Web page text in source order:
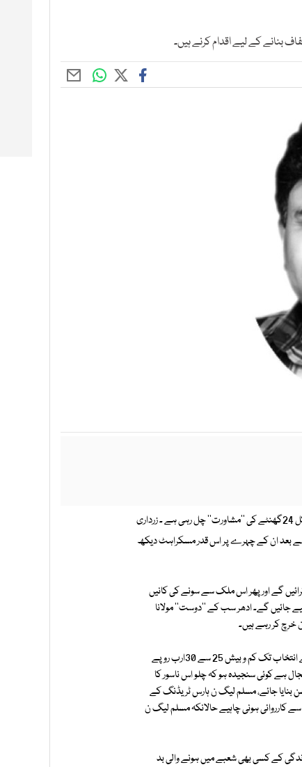
بنانے کے لیے اقدام کرنے ہیں۔
چیئرمین اور ڈپٹی چیئرمین سینیٹ کے لیے سیاسی جماعتوں کے درمیان آج کل 24گھنٹے کی ''مشاورت'' چل رہی ہے ۔ زرداری
عرصے بعد ان کے چہرے پر اس قدر مسکراہٹ دیکھ
گے اور پھر اس ملک سے سونے کی کانیں
جائیں گے۔ ادھر سب کے ''دوست'' مولانا
اخباری اطلاعات کے مطابق سینیٹ کے ان 52افراد کے انتخاب سے لے کر چیئرمین و ڈپٹی چیئرمین کے انتخاب تک کم و بیش 25 سے 30ارب روپے
ہے کوئی سنجیدہ ہو کہ چلو اس ناسور کا
بنایا جائے، مسلم لیگ ن ہارس ٹریڈنگ کے
ہونی چاہیے حالانکہ مسلم لیگ ن
کے کسی بھی شعبے میں ہونے والی بد